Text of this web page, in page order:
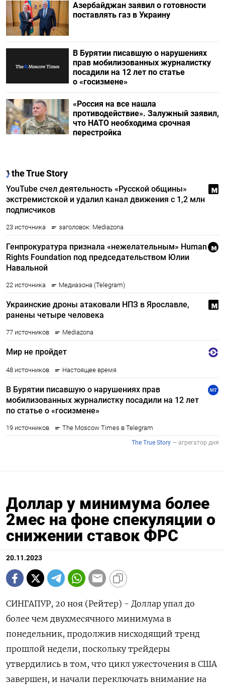
Азербайджан заявил о готовности
поставлять газ в Украину
В Бурятии писавшую о нарушениях
прав мобилизованных журналистку
посадили на 12 лет по статье
о «госизмене»
«Россия на все нашла
противодействие». Залужный заявил,
что НАТО необходима срочная
перестройка
Доллар у минимума более
2мес на фоне спекуляции о
снижении ставок ФРС
20.11.2023
СИНГАПУР, 20 ноя (Рейтер) - Доллар упал до
более чем двухмесячного минимума в
понедельник, продолжив нисходящий тренд
прошлой недели, поскольку трейдеры
утвердились в том, что цикл ужесточения в США
завершен, и начали переключать внимание на